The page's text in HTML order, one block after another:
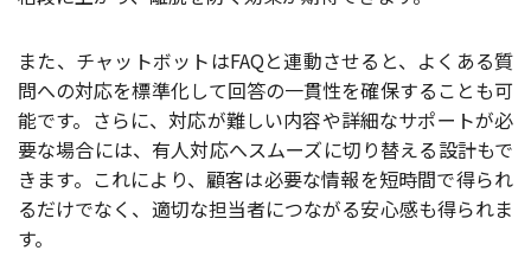
また、チャットボットはFAQと連動させると、よくある質
問への対応を標準化して回答の一貫性を確保することも可
能です。さらに、対応が難しい内容や詳細なサポートが必
要な場合には、有人対応へスムーズに切り替える設計もで
きます。これにより、顧客は必要な情報を短時間で得られ
るだけでなく、適切な担当者につながる安心感も得られま
す。